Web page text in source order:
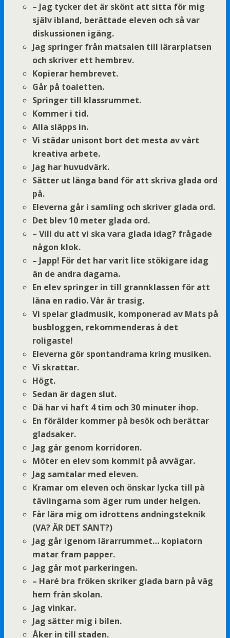
– Jag tycker det är skönt att sitta för mig
själv ibland, berättade eleven och så var
diskussionen igång.
Jag springer från matsalen till lärarplatsen
och skriver ett hembrev.
Kopierar hembrevet.
Går på toaletten.
Springer till klassrummet.
Kommer i tid.
Alla släpps in.
Vi städar unisont bort det mesta av vårt
kreativa arbete.
Jag har huvudvärk.
Sätter ut långa band för att skriva glada ord
på.
Eleverna går i samling och skriver glada ord.
Det blev 10 meter glada ord.
– Vill du att vi ska vara glada idag? frågade
någon klok.
– Japp! För det har varit lite stökigare idag
än de andra dagarna.
En elev springer in till grannklassen för att
låna en radio.Vår är trasig.
Vi spelar gladmusik, komponerad av Mats på
busbloggen, rekommenderas å det
roligaste!
Eleverna gör spontandrama kring musiken.
Vi skrattar.
Högt.
Sedan är dagen slut.
Då har vi haft 4 tim och 30 minuter ihop.
En förälder kommer på besök och berättar
gladsaker.
Jag går genom korridoren.
Möter en elev som kommit på avvägar.
Jag samtalar med eleven.
Kramar om eleven och önskar lycka till på
tävlingarna som äger rum under helgen.
Får lära mig om idrottens andningsteknik
(VA? ÄR DET SANT?)
Jag går igenom lärarrummet… kopiatorn
matar fram papper.
Jag går mot parkeringen.
– Haré bra fröken skriker glada barn på väg
hem från skolan.
Jag vinkar.
Jag sätter mig i bilen.
Åker in till staden.